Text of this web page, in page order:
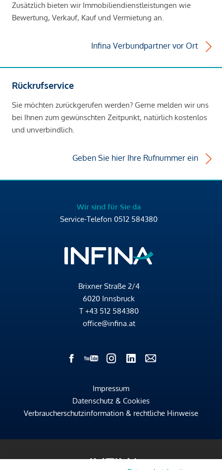
Zusätzlich bieten wir Immobiliendienstleistungen wie
Bewertung, Verkauf, Kauf und Vermietung an.
Infina Verbundpartner vor Ort
Rückrufservice
Sie möchten zurückgerufen werden? Gerne melden wir uns
bei Ihnen zum gewünschten Zeitpunkt, natürlich kostenlos
und unverbindlich.
Geben Sie hier Ihre Rufnummer ein
Wir sind für Sie da
Service-Telefon 0512 584380
Brixner Straße 2/4
6020 Innsbruck
T +43 512 584380
office@infina.at
Impressum
Datenschutz & Cookies
Verbraucherschutzinformation & rechtliche Hinweise